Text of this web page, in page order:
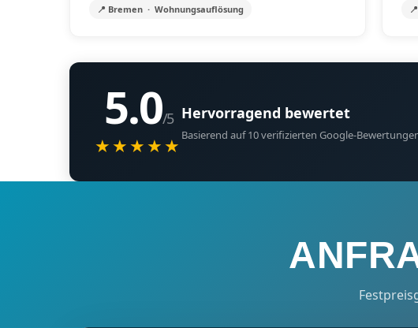
📍 Bremen · Wohnungsauflösung
5.0/5
★★★★★
Hervorragend bewertet
Basierend auf 10 verifizierten Google-